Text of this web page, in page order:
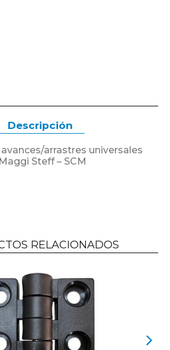
Descripción
arrastres universales
Steff – SCM
RELACIONADOS